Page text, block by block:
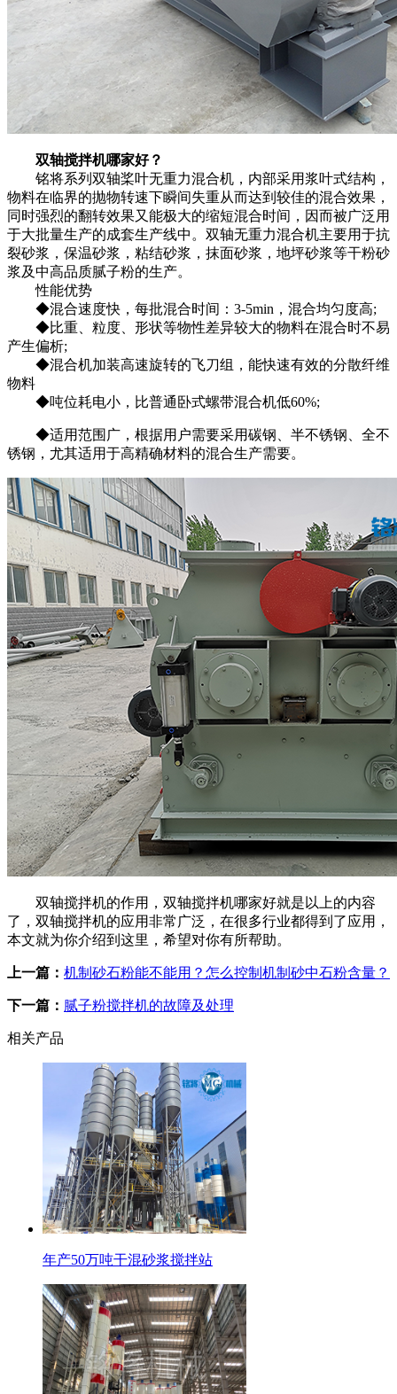
双轴搅拌机哪家好？
铭将系列双轴桨叶无重力混合机，内部采用浆叶式结构，
物料在临界的抛物转速下瞬间失重从而达到较佳的混合效果，
同时强烈的翻转效果又能极大的缩短混合时间，因而被广泛用
于大批量生产的成套生产线中。双轴无重力混合机主要用于抗
裂砂浆，保温砂浆，粘结砂浆，抹面砂浆，地坪砂浆等干粉砂
浆及中高品质腻子粉的生产。
性能优势
◆混合速度快，每批混合时间：3-5min，混合均匀度高;
◆比重、粒度、形状等物性差异较大的物料在混合时不易
产生偏析;
◆混合机加装高速旋转的飞刀组，能快速有效的分散纤维
物料
◆吨位耗电小，比普通卧式螺带混合机低60%;
◆适用范围广，根据用户需要采用碳钢、半不锈钢、全不
锈钢，尤其适用于高精确材料的混合生产需要。
双轴搅拌机的作用，双轴搅拌机哪家好就是以上的内容
了，双轴搅拌机的应用非常广泛，在很多行业都得到了应用，
本文就为你介绍到这里，希望对你有所帮助。
上一篇： 机制砂石粉能不能用？怎么控制机制砂中石粉含量？
下一篇： 腻子粉搅拌机的故障及处理
相关产品
年产50万吨干混砂浆搅拌站